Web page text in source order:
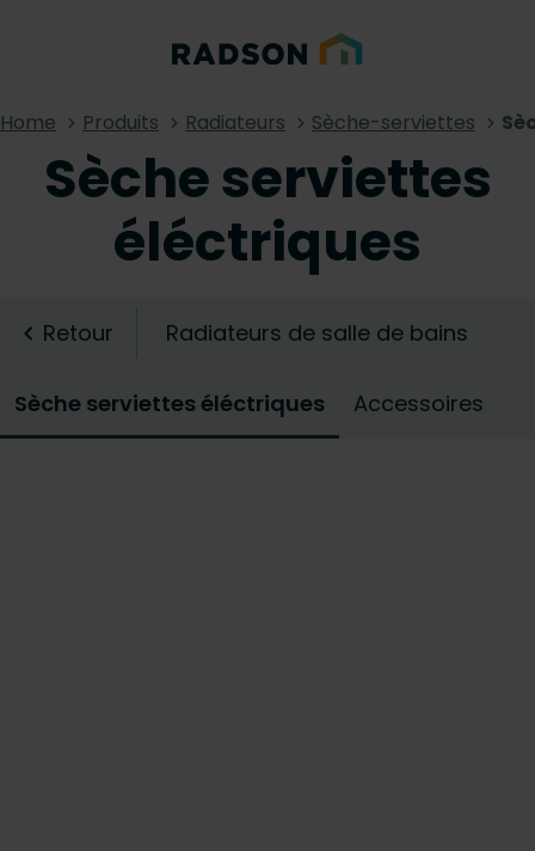
Home Produits Radiateurs Sèche-serviettes
Sèche serviettes
éléctriques
Retour Radiateurs de salle de bains
Sèche serviettes éléctriques Accessoires